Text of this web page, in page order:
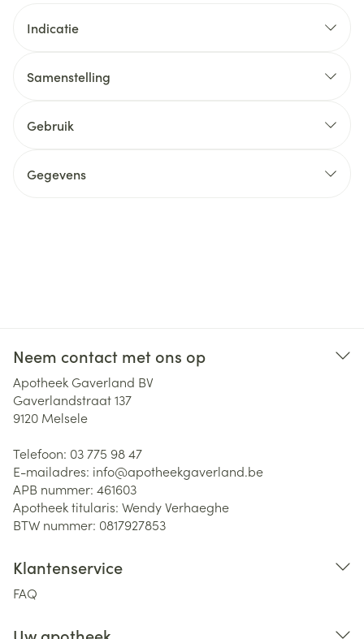
Indicatie
Samenstelling
Gebruik
Gegevens
Neem contact met ons op
Apotheek Gaverland BV
Gaverlandstraat 137
9120 Melsele
Telefoon: 03 775 98 47
E-mailadres: info@apotheekgaverland.be
APB nummer: 461603
Apotheek titularis: Wendy Verhaeghe
BTW nummer: 0817927853
Klantenservice
FAQ